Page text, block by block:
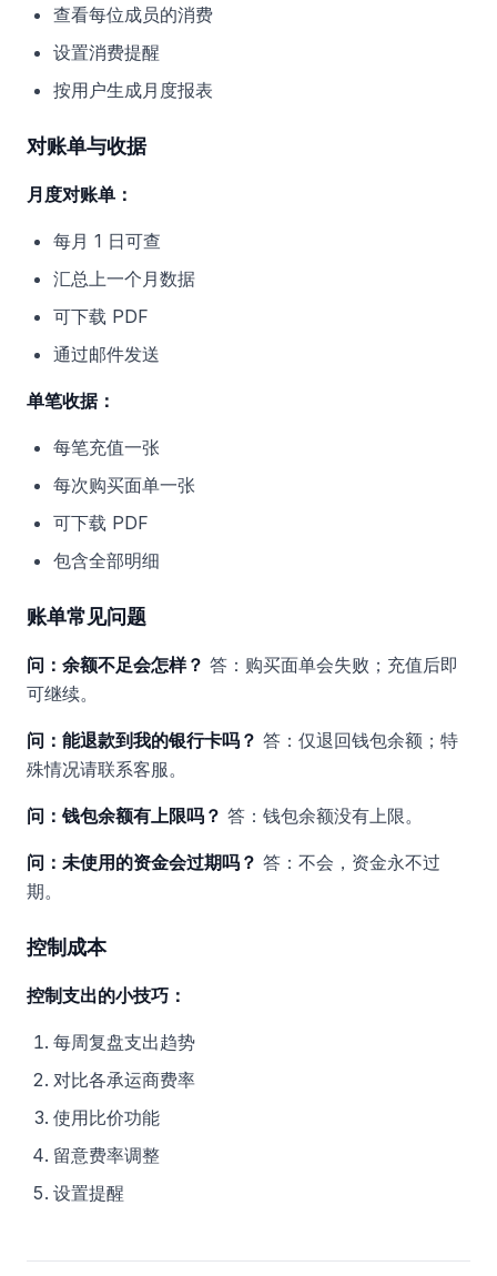
查看每位成员的消费
设置消费提醒
按用户生成月度报表
对账单与收据
月度对账单：
每月 1 日可查
汇总上一个月数据
可下载 PDF
通过邮件发送
单笔收据：
每笔充值一张
每次购买面单一张
可下载 PDF
包含全部明细
账单常见问题
问：余额不足会怎样？ 答：购买面单会失败；充值后即
可继续。
问：能退款到我的银行卡吗？ 答：仅退回钱包余额；特
殊情况请联系客服。
问：钱包余额有上限吗？ 答：钱包余额没有上限。
问：未使用的资金会过期吗？ 答：不会，资金永不过
期。
控制成本
控制支出的小技巧：
每周复盘支出趋势
对比各承运商费率
使用比价功能
留意费率调整
设置提醒